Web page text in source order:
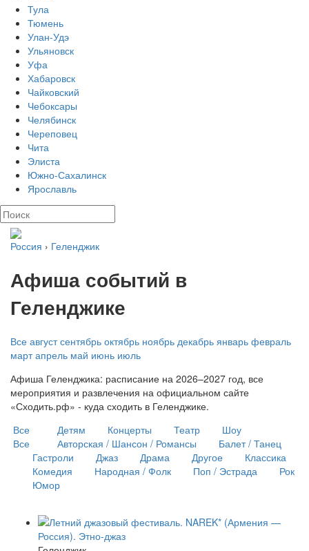
Тула
Тюмень
Улан-Удэ
Ульяновск
Уфа
Хабаровск
Чайковский
Чебоксары
Челябинск
Череповец
Чита
Элиста
Южно-Сахалинск
Ярославль
Россия › Геленджик
Афиша событий в
Геленджике
Все август сентябрь октябрь ноябрь декабрь январь февраль
март апрель май июнь июль
Афиша Геленджика: расписание на 2026–2027 год, все
мероприятия и развлечения на официальном сайте
«Сходить.рф» - куда сходить в Геленджике.
Все
Детям Концерты Театр
Шоу
Все
Авторская / Шансон / Романсы
Балет / Танец
Гастроли
Джаз Драма Другое
Классика
Комедия
Народная / Фолк Поп / Эстрада
Рок
Юмор